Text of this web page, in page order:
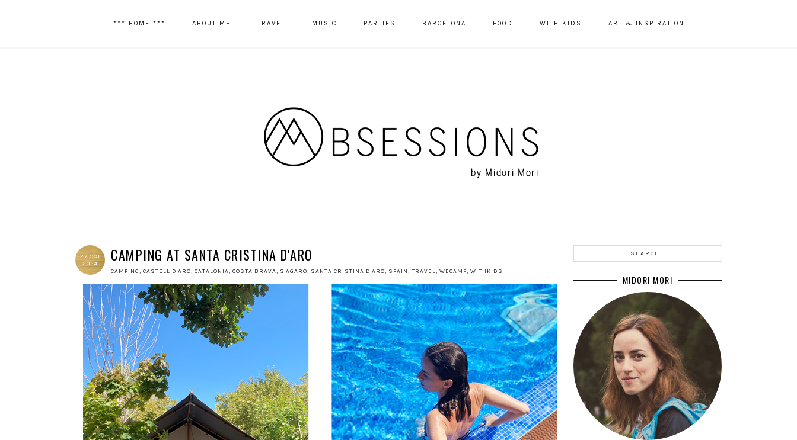
*** HOME *** ABOUT ME TRAVEL MUSIC PARTIES BARCELONA FOOD WITH KIDS ART & INSPIRATION
27 OCT
2024
CAMPING AT SANTA CRISTINA D'ARO
CAMPING , CASTELL D'ARO, CATALONIA, COSTA BRAVA, S'AGARO, SANTA CRISTINA D'ARO, SPAIN , TRAVEL, WECAMP, WITHKIDS
MIDORI MORI